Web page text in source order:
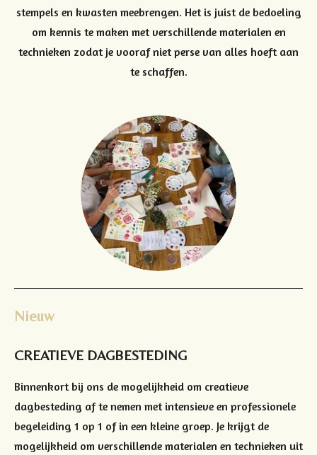
stempels en kwasten meebrengen. Het is juist de bedoeling
om kennis te maken met verschillende materialen en
technieken zodat je vooraf niet perse van alles hoeft aan
te schaffen.
Nieuw
CREATIEVE DAGBESTEDING
Binnenkort bij ons de mogelijkheid om creatieve
dagbesteding af te nemen met intensieve en professionele
begeleiding 1 op 1 of in een kleine groep. Je krijgt de
mogelijkheid om verschillende materialen en technieken uit